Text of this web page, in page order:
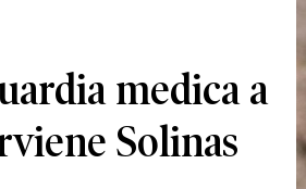
medica a
Solinas